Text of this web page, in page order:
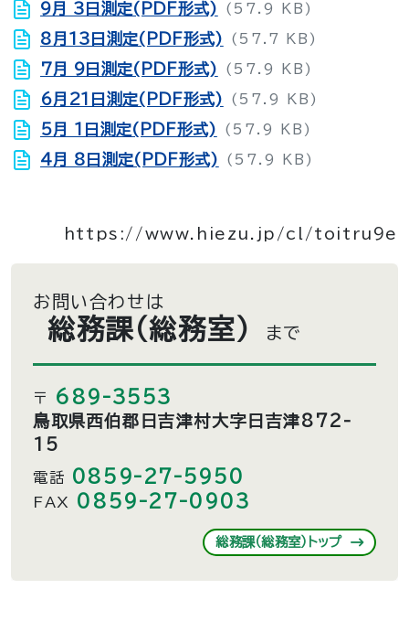
9月 3日測定(PDF形式) (57.9 KB)
8月13日測定(PDF形式) (57.7 KB)
7月 9日測定(PDF形式) (57.9 KB)
6月21日測定(PDF形式) (57.9 KB)
5月 1日測定(PDF形式) (57.9 KB)
4月 8日測定(PDF形式) (57.9 KB)
https://www.hiezu.jp/cl/toitru9e
お問い合わせは
総務課（総務室） まで
〒 689-3553
鳥取県西伯郡日吉津村大字日吉津872-
15
電話 0859-27-5950
FAX 0859-27-0903
総務課（総務室）トップ